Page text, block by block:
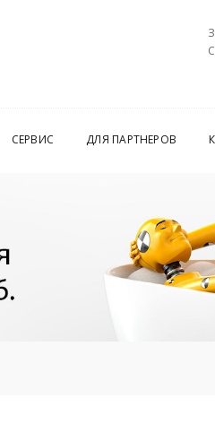
СЕРВИС ДЛЯ ПАРТНЕРОВ